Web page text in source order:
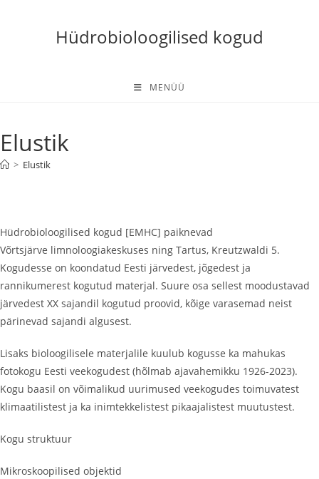
Hüdrobioloogilised kogud
MENÜÜ
Elustik
> Elustik
Hüdrobioloogilised kogud [EMHC] paiknevad
Võrtsjärve limnoloogiakeskuses ning Tartus, Kreutzwaldi 5.
Kogudesse on koondatud Eesti järvedest, jõgedest ja
rannikumerest kogutud materjal. Suure osa sellest moodustavad
järvedest XX sajandil kogutud proovid, kõige varasemad neist
pärinevad sajandi algusest.
Lisaks bioloogilisele materjalile kuulub kogusse ka mahukas
fotokogu Eesti veekogudest (hõlmab ajavahemikku 1926-2023).
Kogu baasil on võimalikud uurimused veekogudes toimuvatest
klimaatilistest ja ka inimtekkelistest pikaajalistest muutustest.
Kogu struktuur
Mikroskoopilised objektid